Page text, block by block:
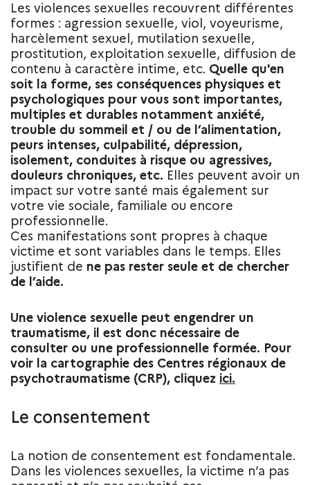
Les violences sexuelles recouvrent différentes
formes : agression sexuelle, viol, voyeurisme,
harcèlement sexuel, mutilation sexuelle,
prostitution, exploitation sexuelle, diffusion de
contenu à caractère intime, etc. Quelle qu'en
soit la forme, ses conséquences physiques et
psychologiques pour vous sont importantes,
multiples et durables notamment anxiété,
trouble du sommeil et / ou de l’alimentation,
peurs intenses, culpabilité, dépression,
isolement, conduites à risque ou agressives,
douleurs chroniques, etc. Elles peuvent avoir un
impact sur votre santé mais également sur
votre vie sociale, familiale ou encore
professionnelle.
Ces manifestations sont propres à chaque
victime et sont variables dans le temps. Elles
justifient de ne pas rester seule et de chercher
de l’aide.
Une violence sexuelle peut engendrer un
traumatisme, il est donc nécessaire de
consulter ou une professionnelle formée. Pour
voir la cartographie des Centres régionaux de
psychotraumatisme (CRP), cliquez ici.
Le consentement
La notion de consentement est fondamentale.
Dans les violences sexuelles, la victime n’a pas